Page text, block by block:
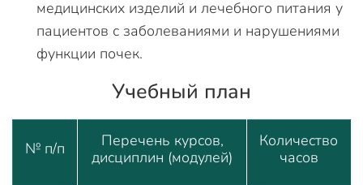
медицинских изделий и лечебного питания у
пациентов с заболеваниями и нарушениями
функции почек.
Учебный план
№ п/п
Перечень курсов,
дисциплин (модулей)
Количество
часов